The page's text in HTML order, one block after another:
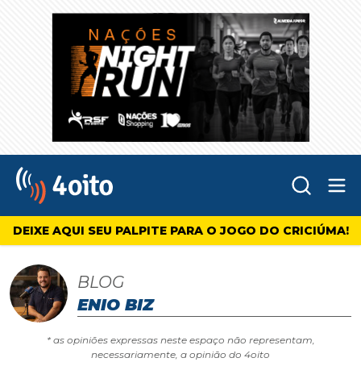
4oito
DEIXE AQUI SEU PALPITE PARA O JOGO DO CRICIÚMA!
BLOG
ENIO BIZ
* as opiniões expressas neste espaço não representam,
necessariamente, a opinião do 4oito